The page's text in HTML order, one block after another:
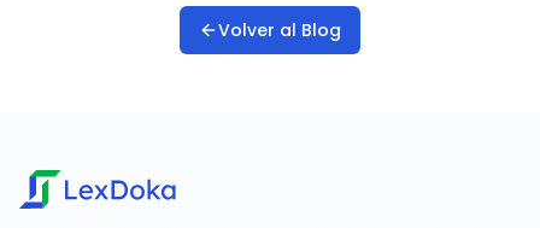
Volver al Blog